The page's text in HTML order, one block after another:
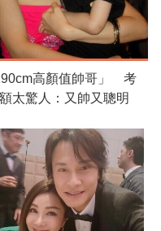
高顏值帥哥」 考
太驚人：又帥又聰明